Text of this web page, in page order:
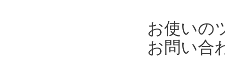
お使いの
お問い合